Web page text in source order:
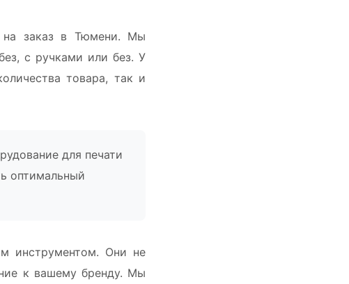
на заказ в Тюмени. Мы
с ручками или без. У
товара, так и
для печати
оптимальный
инструментом. Они не
к вашему бренду. Мы